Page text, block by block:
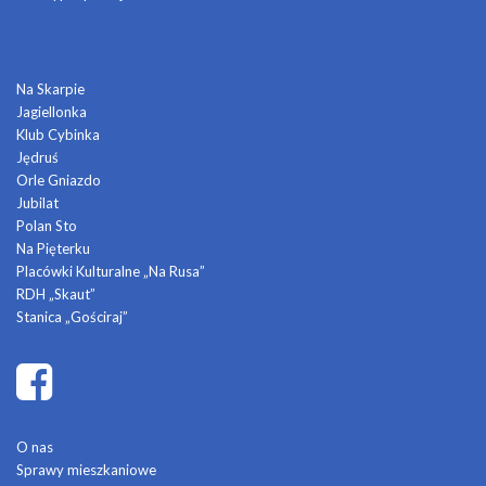
Na Skarpie
Jagiellonka
Klub Cybinka
Jędruś
Orle Gniazdo
Jubilat
Polan Sto
Na Pięterku
Placówki Kulturalne „Na Rusa”
RDH „Skaut”
Stanica „Gościraj”
O nas
Sprawy mieszkaniowe